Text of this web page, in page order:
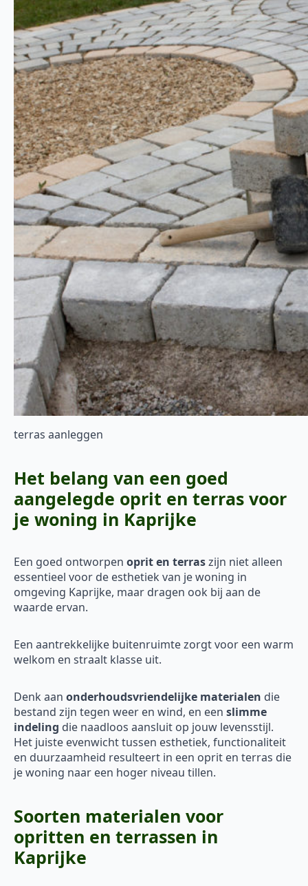
terras aanleggen
Het belang van een goed
aangelegde oprit en terras voor
je woning in Kaprijke
Een goed ontworpen oprit en terraszijn niet alleen
essentieel voor de esthetiek van je woning in
omgeving Kaprijke, maar dragen ook bij aan de
waarde ervan.
Een aantrekkelijke buitenruimte zorgt voor een warm
welkom en straalt klasse uit.
Denk aan onderhoudsvriendelijke materialen die
bestand zijn tegen weer en wind, en een slimme
indeling die naadloos aansluit op jouw levensstijl.
Het juiste evenwicht tussen esthetiek, functionaliteit
en duurzaamheid resulteert in een oprit en terras die
je woning naar een hoger niveau tillen.
Soorten materialen voor
opritten en terrassen in
Kaprijke